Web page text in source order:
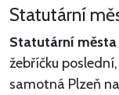
Statutární
Statutární města
žebříčku
samotná Plzeň